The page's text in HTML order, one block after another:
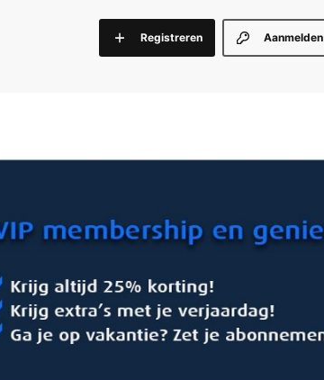
Aanmelden
Registreren